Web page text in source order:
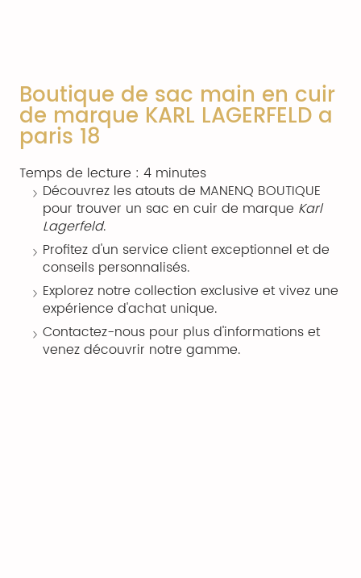
Boutique de sac main en cuir
de marque KARL LAGERFELD a
paris 18
Temps de lecture : 4 minutes
Découvrez les atouts de MANENQ BOUTIQUE
pour trouver un sac en cuir de marque Karl
Lagerfeld.
Profitez d'un service client exceptionnel et de
conseils personnalisés.
Explorez notre collection exclusive et vivez une
expérience d'achat unique.
Contactez-nous pour plus d'informations et
venez découvrir notre gamme.